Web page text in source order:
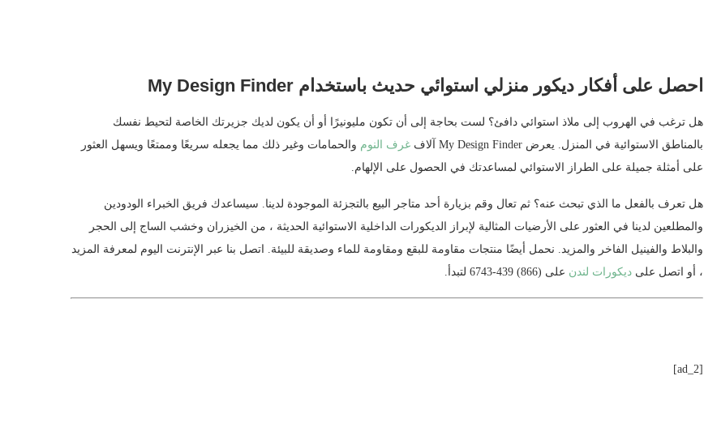
احصل على أفكار ديكور منزلي استوائي حديث باستخدام My Design Finder
هل ترغب في الهروب إلى ملاذ استوائي دافئ؟ لست بحاجة إلى أن تكون مليونيرًا أو أن يكون لديك جزيرتك الخاصة لتحيط نفسك
بالمناطق الاستوائية في المنزل. يعرض My Design Finder آلاف
غرف النوم والحمامات وغير ذلك مما يجعله سريعًا وممتعًا ويسهل العثور
على أمثلة جميلة على الطراز الاستوائي لمساعدتك في الحصول على الإلهام.
هل تعرف بالفعل ما الذي تبحث عنه؟ ثم تعال وقم بزيارة أحد متاجر البيع بالتجزئة الموجودة لدينا. سيساعدك فريق الخبراء الودودين
والمطلعين لدينا في العثور على الأرضيات المثالية لإبراز الديكورات الداخلية الاستوائية الحديثة ، من الخيزران وخشب الساج إلى الحجر
والبلاط والفينيل الفاخر والمزيد. نحمل أيضًا منتجات مقاومة للبقع ومقاومة للماء وصديقة للبيئة. اتصل بنا عبر الإنترنت اليوم لمعرفة المزيد
، أو اتصل علىديكورات لندن على (866) 439-6743 لتبدأ.
[ad_2]